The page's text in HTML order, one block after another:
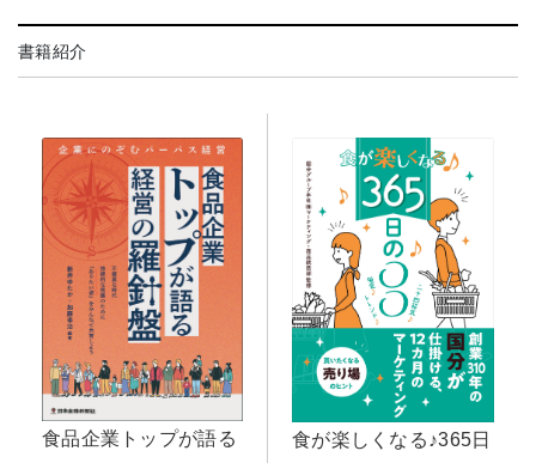
書籍紹介
食品企業トップが語る
食が楽しくなる♪365日